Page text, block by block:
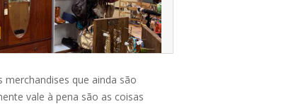
que ainda são
vale à pena são as coisas